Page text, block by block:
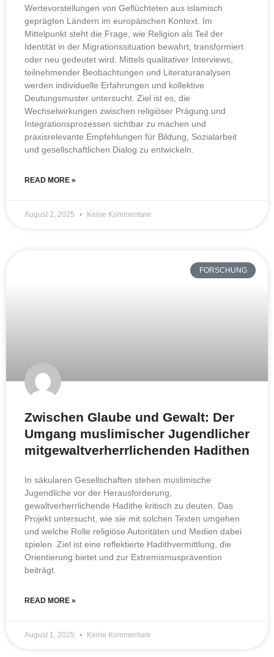
Wertevorstellungen von Geflüchteten aus islamisch
geprägten Ländern im europäischen Kontext. Im
Mittelpunkt steht die Frage, wie Religion als Teil der
Identität in der Migrationssituation bewahrt, transformiert
oder neu gedeutet wird. Mittels qualitativer Interviews,
teilnehmender Beobachtungen und Literaturanalysen
werden individuelle Erfahrungen und kollektive
Deutungsmuster untersucht. Ziel ist es, die
Wechselwirkungen zwischen religiöser Prägung und
Integrationsprozessen sichtbar zu machen und
praxisrelevante Empfehlungen für Bildung, Sozialarbeit
und gesellschaftlichen Dialog zu entwickeln.
READ MORE »
August 2, 2025 Keine Kommentare
FORSCHUNG
Zwischen Glaube und Gewalt: Der
Umgang muslimischer Jugendlicher
mitgewaltverherrlichenden Hadithen
In säkularen Gesellschaften stehen muslimische
Jugendliche vor der Herausforderung,
gewaltverherrlichende Hadithe kritisch zu deuten. Das
Projekt untersucht, wie sie mit solchen Texten umgehen
und welche Rolle religiöse Autoritäten und Medien dabei
spielen. Ziel ist eine reflektierte Hadithvermittlung, die
Orientierung bietet und zur Extremismusprävention
beiträgt.
READ MORE »
August 1, 2025 Keine Kommentare